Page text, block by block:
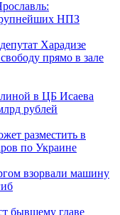
НПЗ
Харадизе
прямо в зале
в ЦБ Исаева
рублей
разместить в
по Украине
взорвали машину
бывшему главе